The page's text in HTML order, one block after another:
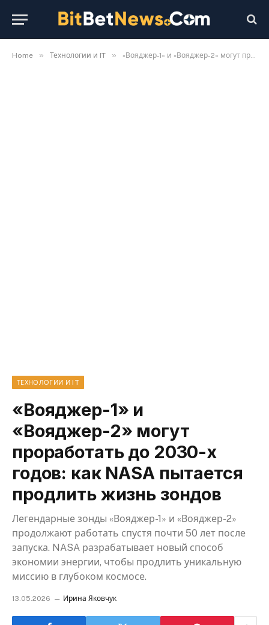
Home » Технологии и IT » «Вояджер-1» и «Вояджер-2» могут проработать до 2030-х годов: как NASA пытается продлить жизнь зондов
ТЕХНОЛОГИИ И IT
«Вояджер-1» и
«Вояджер-2» могут
проработать до 2030-х
годов: как NASA пытается
продлить жизнь зондов
Легендарные зонды «Вояджер-1» и «Вояджер-2»
продолжают работать спустя почти 50 лет после
запуска. NASA разрабатывает новый способ
экономии энергии, чтобы продлить уникальную
миссию в глубоком космосе.
13.05.2026 Ирина Яковчук